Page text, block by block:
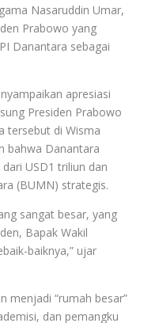
Nasaruddin Umar,
Prabowo yang
Danantara sebagai
apresiasi
Presiden Prabowo
tersebut di Wisma
bahwa Danantara
USD1 triliun dan
(BUMN) strategis.
sangat besar, yang
Bapak Wakil
baiknya,” ujar
menjadi “rumah besar”
dan pemangku